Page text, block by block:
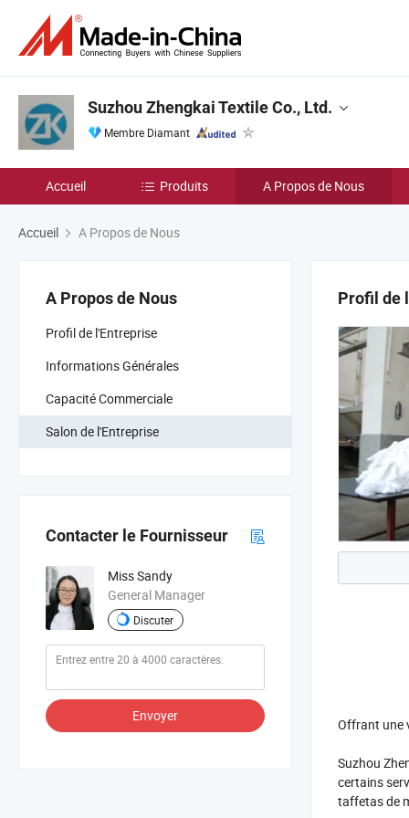
Suzhou Zhengkai Textile Co., Ltd.
Membre Diamant
Accueil Produits A Propos de Nous
Accueil A Propos de Nous
A Propos de Nous
Profil de l'Entreprise
Informations Générales
Capacité Commerciale
Salon de l'Entreprise
Contacter le Fournisseur
Miss Sandy
General Manager
Discuter
Envoyer
Profil de
Offrant une
Suzhou
certains
taffetas de